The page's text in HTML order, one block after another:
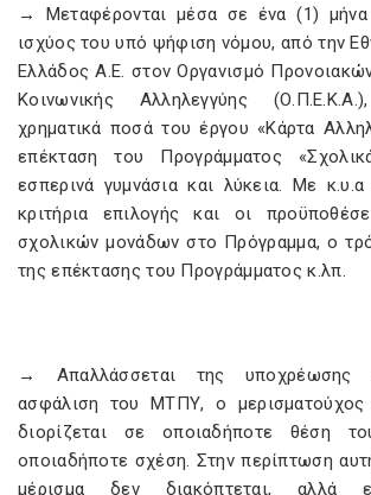
→ Μεταφέρονται μέσα σε ένα (1) μήνα
ισχύος του υπό ψήφιση νόμου, από την
Ελλάδος Α.Ε. στον Οργανισμό
Κοινωνικής Αλληλεγγύης
χρηματικά ποσά του έργου «Κάρτα
επέκταση του Προγράμματος
εσπερινά γυμνάσια και λύκεια. Με κ.υ.α
κριτήρια επιλογής και οι
σχολικών μονάδων στο Πρόγραμμα, ο
της επέκτασης του Προγράμματος κ.λπ.
→ Απαλλάσσεται της υποχρέωσης
ασφάλιση του ΜΤΠΥ, ο
διορίζεται σε οποιαδήποτε θέση
οποιαδήποτε σχέση. Στην περίπτωση
μέρισμα δεν διακόπτεται, αλλά